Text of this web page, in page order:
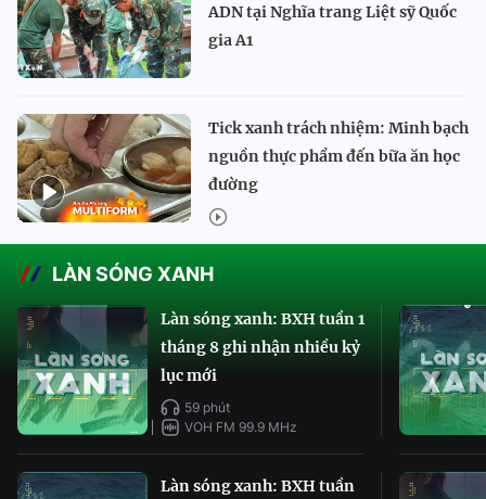
ADN tại Nghĩa trang Liệt sỹ Quốc
gia A1
Tick xanh trách nhiệm: Minh bạch
nguồn thực phẩm đến bữa ăn học
đường
LÀN SÓNG XANH
Làn sóng xanh: BXH tuần 1
tháng 8 ghi nhận nhiều kỷ
lục mới
59 phút
VOH FM 99.9 MHz
Làn sóng xanh: BXH tuần